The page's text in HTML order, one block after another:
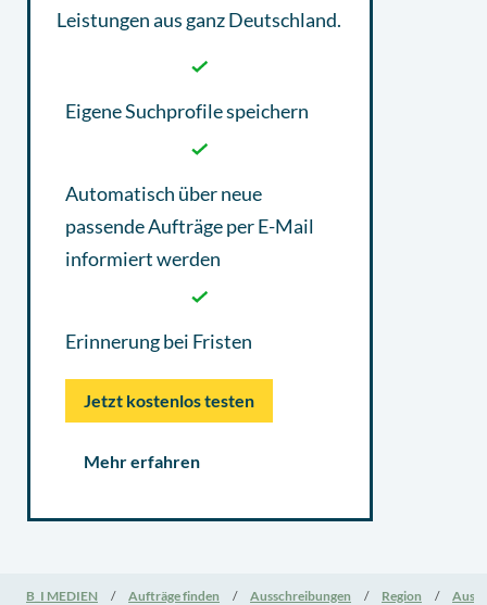
Leistungen aus ganz Deutschland.
Eigene Suchprofile speichern
Automatisch über neue
passende Aufträge per E-Mail
informiert werden
Erinnerung bei Fristen
Jetzt kostenlos testen
Mehr erfahren
B_I MEDIEN Aufträge finden Ausschreibungen Region